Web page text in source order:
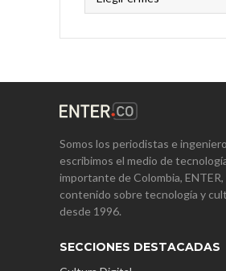
Somos los periodistas e
escribimos el medio de
importante de Colombia,
contenido sobre tecnología y
desde 1996.
SECCIONES DESTACADAS